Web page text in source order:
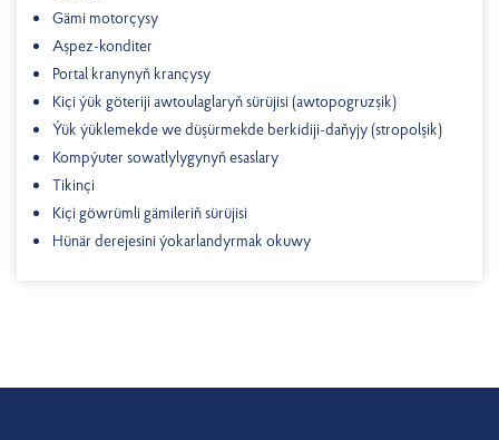
Gämi motorçysy
Aşpez-konditer
Portal kranynyň krançysy
Kiçi ýük göteriji awtoulaglaryň sürüjisi (awtopogruzşik)
Ýük ýüklemekde we düşürmekde berkidiji-daňyjy (stropolşik)
Kompýuter sowatlylygynyň esaslary
Tikinçi
Kiçi göwrümli gämileriň sürüjisi
Hünär derejesini ýokarlandyrmak okuwy